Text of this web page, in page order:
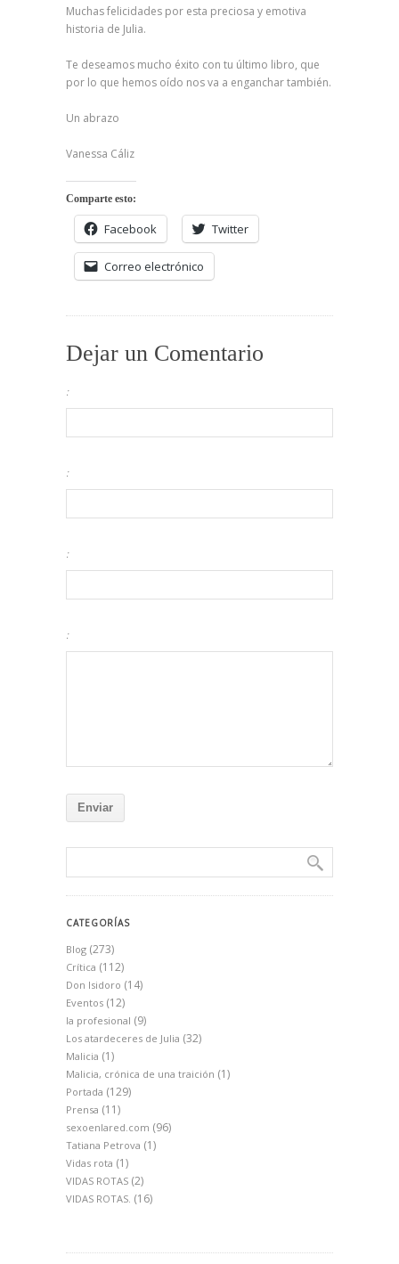
Muchas felicidades por esta preciosa y emotiva
historia de Julia.
Te deseamos mucho éxito con tu último libro, que
por lo que hemos oído nos va a enganchar también.
Un abrazo
Vanessa Cáliz
Comparte esto:
Facebook Twitter
Correo electrónico
Dejar un Comentario
:
:
:
:
CATEGORÍAS
Blog (273)
Crítica (112)
Don Isidoro (14)
Eventos (12)
la profesional (9)
Los atardeceres de Julia (32)
Malicia (1)
Malicia, crónica de una traición (1)
Portada (129)
Prensa (11)
sexoenlared.com (96)
Tatiana Petrova (1)
Vidas rota (1)
VIDAS ROTAS (2)
VIDAS ROTAS. (16)